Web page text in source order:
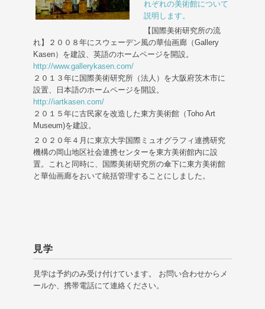
れぞれの美術館について
説明します。
【国際美術研究所の流
れ】２００８年にスウェーデン風の華仙画廊（Gallery
Kasen）を建設、英語のホームページを開設。
http://www.gallerykasen.com/
２０１３年に国際美術研究所（法人）を大阪府茨木市に
設置、日本語のホームページを開設。
http://iartkasen.com/
２０１５年に古民家を改造した東方美術館（Toho Art
Museum)を建設。
２０２０年４月に東京大学国際ミュオグラフィ連携研究
機構の岡山地区社会連携センターを東方美術館内に設
置。これと同時に、国際美術研究所の傘下に東方美術館
と華仙画廊をおいて統括管理することにしました。
見学
見学は予約のみ受け付けています。 お問い合わせからメ
ールか、携帯電話にて連絡ください。